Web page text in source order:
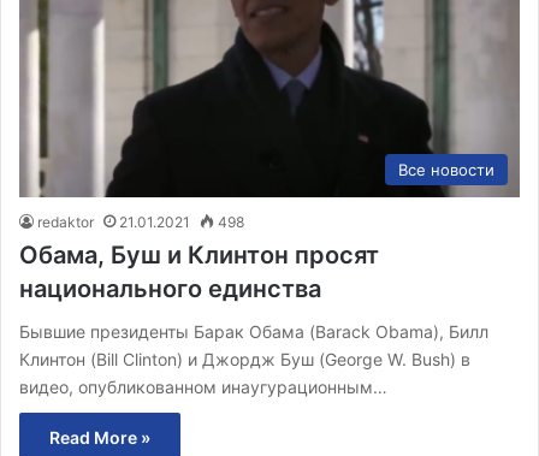
Все новости
redaktor 21.01.2021 498
Обама, Буш и Клинтон просят
национального единства
Бывшие президенты Барак Обама (Barack Obama), Билл
Клинтон (Bill Clinton) и Джордж Буш (George W. Bush) в
видео, опубликованном инаугурационным…
Read More »